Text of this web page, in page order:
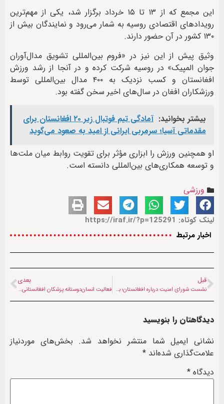
این مجمع که از ۱۳ تا ۱۵ خرداد برگزار شد، یکی از مهم‌ترین
رویدادهای اقتصادی روسیه به شمار می‌رود و نمایندگان بیش از
۱۳۰ کشور در آن حضور دارند.
وثیق پیش از این نیز در «فروم بین‌المللی تشویق مدال‌آوران
جوان المپیک» در روسیه شرکت کرده و در آنجا از رشد ورزش
افغانستان و کسب نزدیک به ۴۰۰ مدال بین‌المللی توسط
ورزشکاران افغان در سال‌های اخیر سخن گفته بود.
بیشتر بخوانید:
آمادگی تیم فوتبال زیر ۲۰ افغانستان برای
مقدماتی آسیا؛ سرمربی ایرانی از امید به صعود می‌گوید
او همچنین ورزش را ابزاری مؤثر برای تقویت روابط میان ملت‌ها
و توسعه همکاری‌های بین‌المللی دانسته است.
ورزشی
لینک کوتاه: https://iraf.ir/?p=125291
اخبار مرتبط
قبل
نشست شورای امنیت درباره افغانستان؛ بحران‌های انسانی و سیاسی ارزیابی می‌شود
بعدی
فعالیت انسان‌دوستانه پزشکان افغانستانی در مشهد: ویزیت رایگان ۲۵۰۰ نفر در گلشهر
دیدگاهتان را بنویسید
نشانی ایمیل شما منتشر نخواهد شد. بخش‌های موردنیاز
علامت‌گذاری شده‌اند *
دیدگاه *